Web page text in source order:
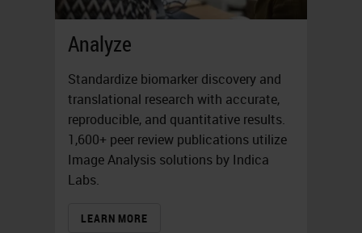
Analyze
Standardize biomarker discovery and
translational research with accurate,
reproducible, and quantitative results.
1,600+ peer review publications utilize
Image Analysis solutions by Indica
Labs.
LEARN MORE